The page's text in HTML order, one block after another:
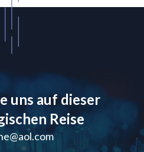
uns auf dieser
Reise